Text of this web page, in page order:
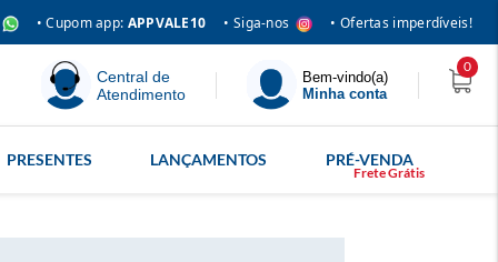
• Cupom app: APPVALE10 • Siga-nos • Ofertas imperdíveis!
Central de
Atendimento
Bem-vindo(a)
Minha conta
0
PRESENTES LANÇAMENTOS PRÉ-VENDA